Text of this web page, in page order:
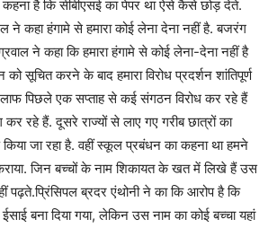
कहना है कि सीबीएसई का पेपर था ऐसे कैसे छोड़ देते.
ने कहा हंगामे से हमारा कोई लेना देना नहीं है. बजरंग
ने कहा कि हमारा हंगामे से कोई लेना-देना नहीं है
को सूचित करने के बाद हमारा विरोध प्रदर्शन शांतिपूर्ण
पिछले एक सप्ताह से कई संगठन विरोध कर रहे हैं
रहे हैं. दूसरे राज्यों से लाए गए गरीब छात्रों का
किया जा रहा है. वहीं स्कूल प्रबंधन का कहना था हमने
कराया. जिन बच्चों के नाम शिकायत के खत में लिखे हैं उस
ब्रदर एंथोनी ने का कि आरोप है कि
बना दिया गया, लेकिन उस नाम का कोई बच्चा यहां